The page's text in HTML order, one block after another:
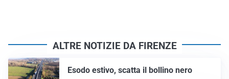
ALTRE NOTIZIE DA FIRENZE
Esodo estivo, scatta il bollino nero